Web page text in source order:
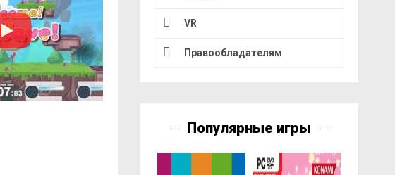
VR
Правообладателям
Популярные игры